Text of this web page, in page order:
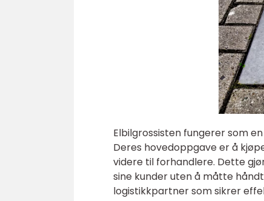
Elbilgrossisten fungerer som
Deres hovedoppgave er å
videre til forhandlere. Dette
sine kunder uten å måtte
logistikkpartner som sikrer